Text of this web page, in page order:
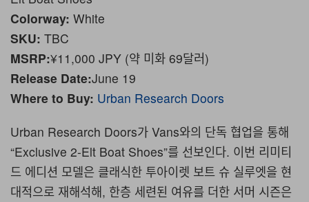
Colorway: White
SKU: TBC
MSRP:¥11,000 JPY (약 미화 69달러)
Release Date:June 19
Where to Buy: Urban Research Doors
Urban Research Doors가 Vans와의 단독 협업을 통해
“Exclusive 2-Elt Boat Shoes”를 선보인다. 이번 리미티
드 에디션 모델은 클래식한 투아이렛 보트 슈 실루엣을 현
대적으로 재해석해, 한층 세련된 여유를 더한 서머 시즌은